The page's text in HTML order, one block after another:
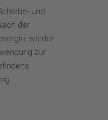
und
der
wieder
zur